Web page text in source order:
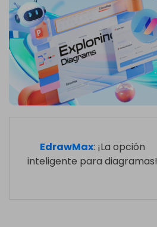
EdrawMax: ¡La opción
inteligente para diagramas!